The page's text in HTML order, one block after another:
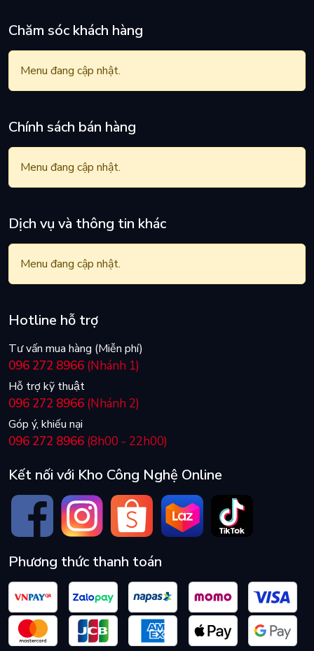
Chăm sóc khách hàng
Menu đang cập nhật.
Chính sách bán hàng
Menu đang cập nhật.
Dịch vụ và thông tin khác
Menu đang cập nhật.
Hotline hỗ trợ
Tư vấn mua hàng (Miễn phí)
096 272 8966 (Nhánh 1)
Hỗ trợ kỹ thuật
096 272 8966 (Nhánh 2)
Góp ý, khiếu nại
096 272 8966 (8h00 - 22h00)
Kết nối với Kho Công Nghệ Online
Phương thức thanh toán